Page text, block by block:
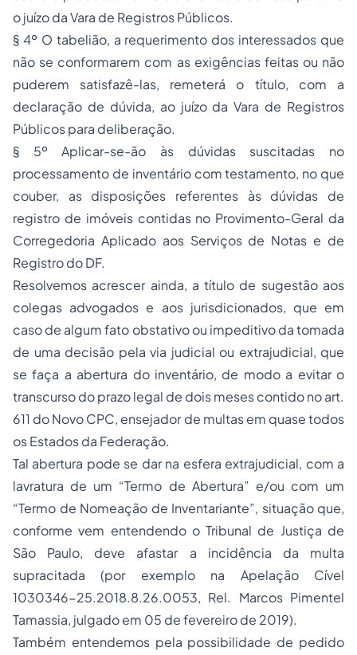
o juízo da Vara de Registros Públicos.
§ 4º O tabelião, a requerimento dos interessados que
não se conformarem com as exigências feitas ou não
puderem satisfazê-las, remeterá o título, com a
declaração de dúvida, ao juízo da Vara de Registros
Públicos para deliberação.
§ 5º Aplicar-se-ão às dúvidas suscitadas no
processamento de inventário com testamento, no que
couber, as disposições referentes às dúvidas de
registro de imóveis contidas no Provimento-Geral da
Corregedoria Aplicado aos Serviços de Notas e de
Registro do DF.
Resolvemos acrescer ainda, a título de sugestão aos
colegas advogados e aos jurisdicionados, que em
caso de algum fato obstativo ou impeditivo da tomada
de uma decisão pela via judicial ou extrajudicial, que
se faça a abertura do inventário, de modo a evitar o
transcurso do prazo legal de dois meses contido no art.
611 do Novo CPC, ensejador de multas em quase todos
os Estados da Federação.
Tal abertura pode se dar na esfera extrajudicial, com a
lavratura de um “Termo de Abertura” e/ou com um
“Termo de Nomeação de Inventariante”, situação que,
conforme vem entendendo o Tribunal de Justiça de
São Paulo, deve afastar a incidência da multa
supracitada (por exemplo na Apelação Cível
1030346-25.2018.8.26.0053, Rel. Marcos Pimentel
Tamassia, julgado em 05 de fevereiro de 2019).
Também entendemos pela possibilidade de pedido